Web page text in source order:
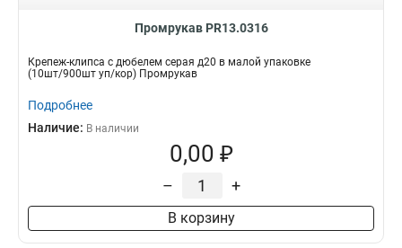
Промрукав PR13.0316
Крепеж-клипса с дюбелем серая д20 в малой упаковке
(10шт/900шт уп/кор) Промрукав
Подробнее
Наличие: В наличии
0,00 ₽
– +
В корзину